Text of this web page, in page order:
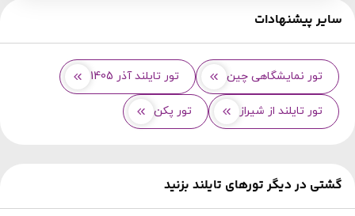
سایر پیشنهادات
تور نمایشگاهی چین تور تایلند آذر 1405
تور تایلند از شیراز تور پکن
گشتی در دیگر تورهای تایلند بزنید